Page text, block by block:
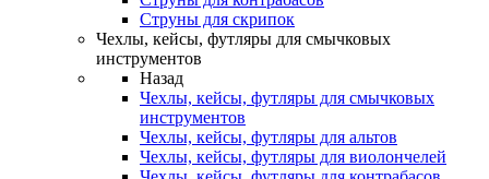
Струны для скрипок
Чехлы, кейсы, футляры для смычковых
инструментов
Назад
Чехлы, кейсы, футляры для смычковых
инструментов
Чехлы, кейсы, футляры для альтов
Чехлы, кейсы, футляры для виолончелей